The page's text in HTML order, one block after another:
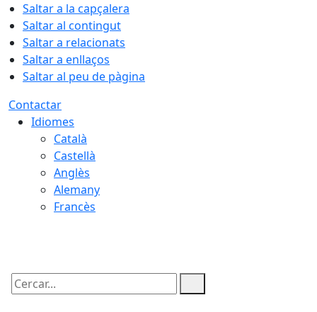
Saltar a la capçalera
Saltar al contingut
Saltar a relacionats
Saltar a enllaços
Saltar al peu de pàgina
Contactar
Idiomes
Català
Castellà
Anglès
Alemany
Francès
Cercar: